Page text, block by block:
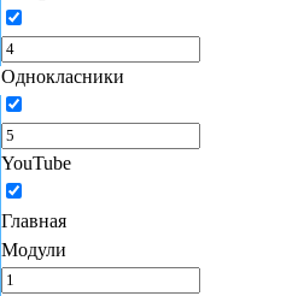
Однокласники
YouTube
Главная
Модули